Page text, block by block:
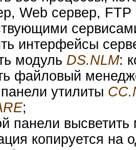
Web сервер,
интерфейсы
модуль DS.NLM:
файловый
утилиты
;
панели
копируется на